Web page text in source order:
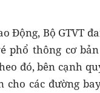
Động, Bộ GTVT
phổ thông cơ
đó, bên cạnh
cho các đường